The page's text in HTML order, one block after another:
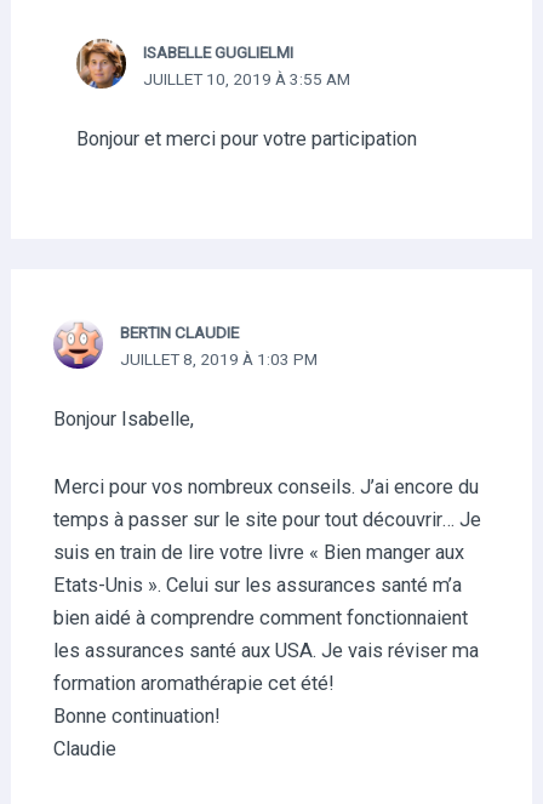
ISABELLE GUGLIELMI
JUILLET 10, 2019 À 3:55 AM
Bonjour et merci pour votre participation
BERTIN CLAUDIE
JUILLET 8, 2019 À 1:03 PM
Bonjour Isabelle,
Merci pour vos nombreux conseils. J’ai encore du
temps à passer sur le site pour tout découvrir… Je
suis en train de lire votre livre « Bien manger aux
Etats-Unis ». Celui sur les assurances santé m’a
bien aidé à comprendre comment fonctionnaient
les assurances santé aux USA. Je vais réviser ma
formation aromathérapie cet été!
Bonne continuation!
Claudie